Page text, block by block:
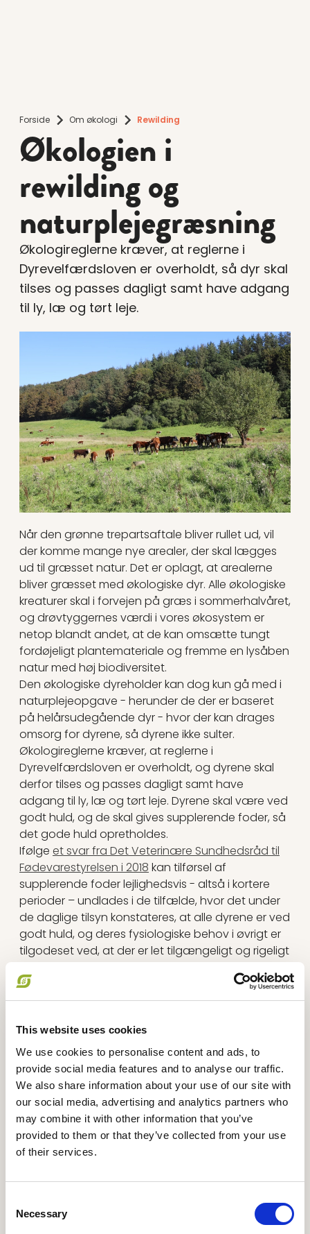
This website uses cookies
We use cookies to personalise content and ads, to
provide social media features and to analyse our traffic.
We also share information about your use of our site with
our social media, advertising and analytics partners who
may combine it with other information that you’ve
provided to them or that they’ve collected from your use
of their services.
Selection
Necessary
Forside Om økologi Rewilding
Økologien i
rewilding og
naturplejegræsning
Økologireglerne kræver, at reglerne i
Dyrevelfærdsloven er overholdt, så dyr skal
tilses og passes dagligt samt have adgang
til ly, læ og tørt leje.
Når den grønne trepartsaftale bliver rullet ud, vil
der komme mange nye arealer, der skal lægges
ud til græsset natur. Det er oplagt, at arealerne
bliver græsset med økologiske dyr. Alle økologiske
kreaturer skal i forvejen på græs i sommerhalvåret,
og drøvtyggernes værdi i vores økosystem er
netop blandt andet, at de kan omsætte tungt
fordøjeligt plantemateriale og fremme en lysåben
natur med høj biodiversitet.
Den økologiske dyreholder kan dog kun gå med i
naturplejeopgave - herunder de der er baseret
på helårsudegående dyr - hvor der kan drages
omsorg for dyrene, så dyrene ikke sulter.
Økologireglerne kræver, at reglerne i
Dyrevelfærdsloven er overholdt, og dyrene skal
derfor tilses og passes dagligt samt have
adgang til ly, læ og tørt leje. Dyrene skal være ved
godt huld, og de skal gives supplerende foder, så
det gode huld opretholdes.
Ifølge et svar fra Det Veterinære Sundhedsråd til
Fødevarestyrelsen i 2018 kan tilførsel af
supplerende foder lejlighedsvis - altså i kortere
perioder – undlades i de tilfælde, hvor det under
de daglige tilsyn konstateres, at alle dyrene er ved
godt huld, og deres fysiologiske behov i øvrigt er
tilgodeset ved, at der er let tilgængeligt og rigeligt
med føde på arealerne, således de ikke har behov
for supplerende foder.
Kommer et eller flere dyr under godt huld skal der
skal tages stilling til, om de skal behandles og/eller
fodres op.
Læs mere om udegående kvæg .
Læs også
Læs mere om Økologisk dyrevelfærd